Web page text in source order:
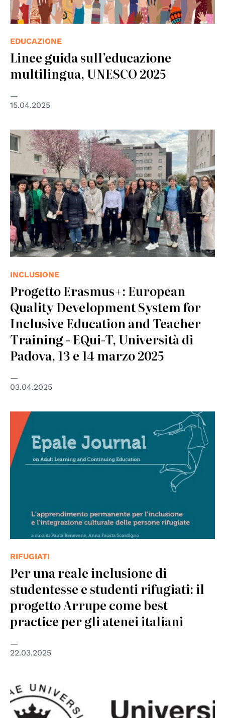
EDUCAZIONE
Linee guida sull’educazione
multilingua, UNESCO 2025
15.04.2025
INCLUSIONE
Progetto Erasmus+: European
Quality Development System for
Inclusive Education and Teacher
Training - EQui-T, Università di
Padova, 13 e 14 marzo 2025
03.04.2025
RIFUGIATI
Per una reale inclusione di
studentesse e studenti rifugiati: il
progetto Arrupe come best
practice per gli atenei italiani
22.03.2025